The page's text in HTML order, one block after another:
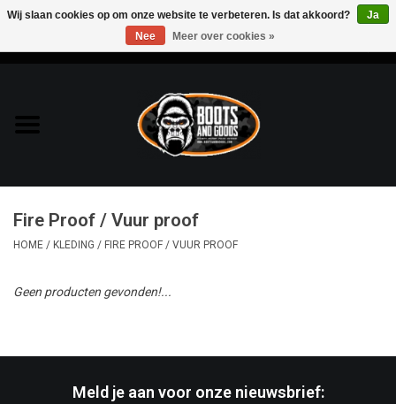
Bags & Packs
Bescherming
Fire Proof / Vuur proof
HOME / KLEDING / FIRE PROOF / VUUR PROOF
Geen producten gevonden!...
Meld je aan voor onze nieuwsbrief:
Wij slaan cookies op om onze website te verbeteren. Is dat akkoord?
Ja
Nee
Meer over cookies »